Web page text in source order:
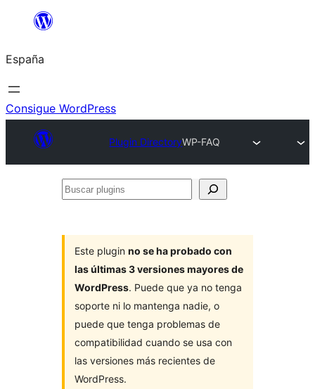
Saltar
contenido
España
Consigue WordPress
Plugin DirectoryWP-FAQ
Buscar
Este plugin no se ha probado con
las últimas 3 versiones mayores de
WordPress. Puede que ya no tenga
soporte ni lo mantenga nadie, o
puede que tenga problemas de
compatibilidad cuando se usa con
las versiones más recientes de
WordPress.